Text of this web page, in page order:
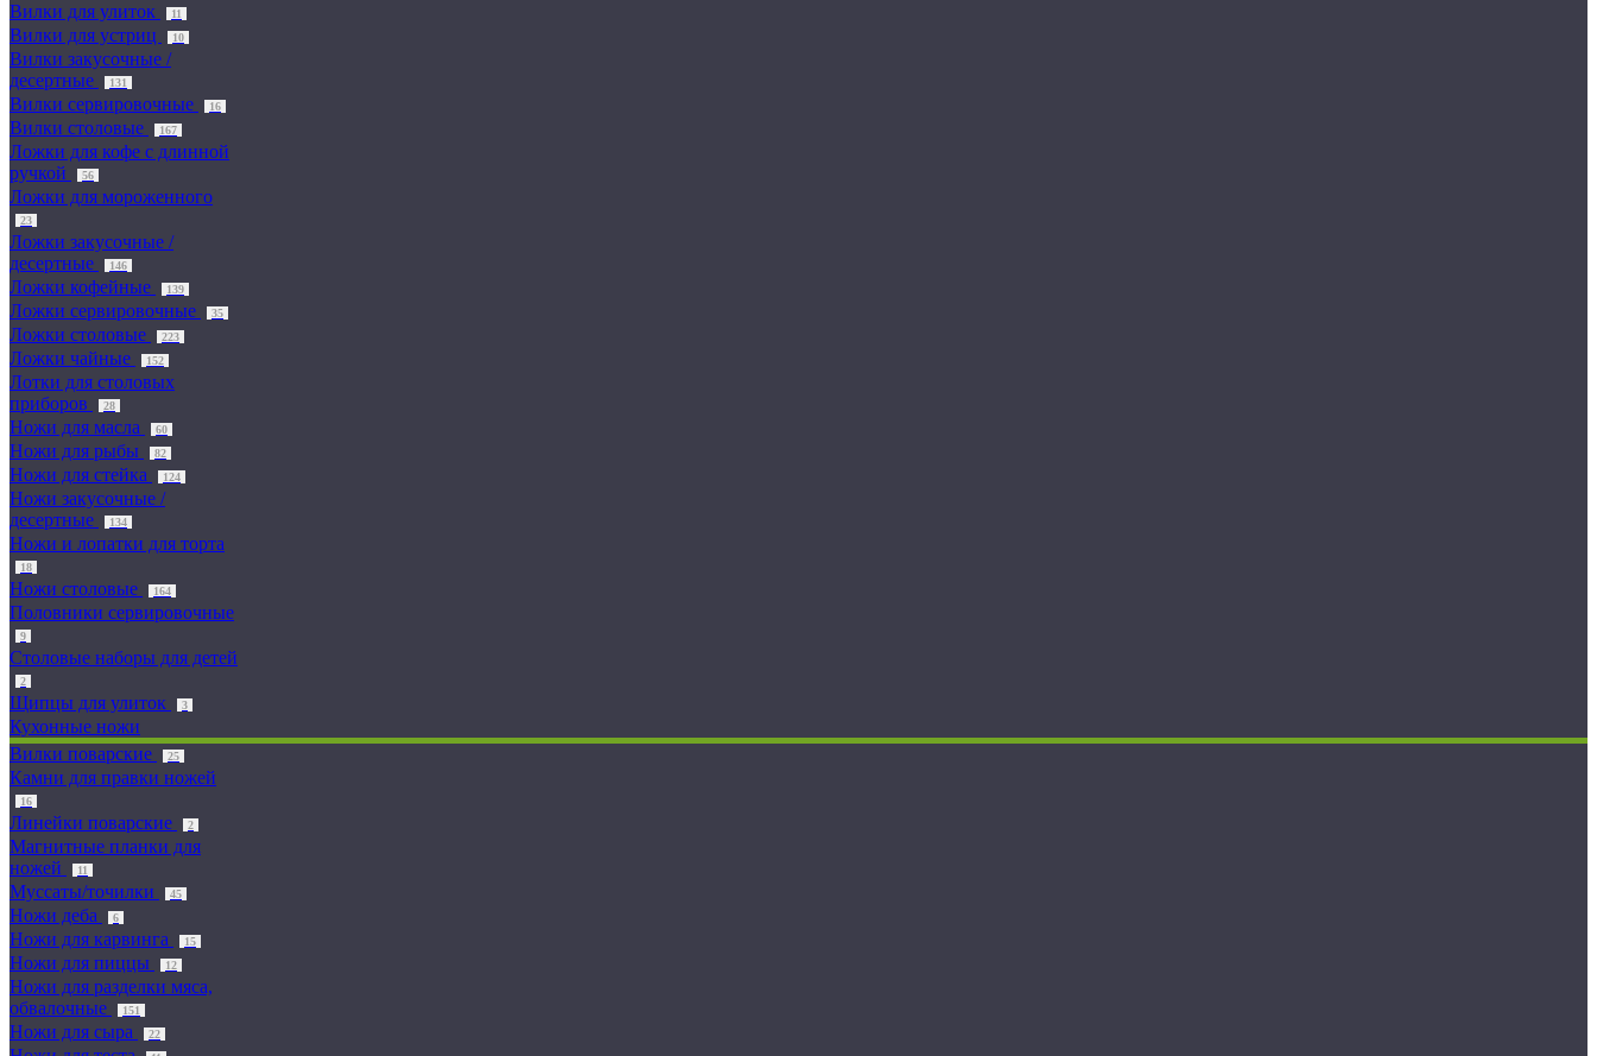
Вилки для улиток 11
Вилки для устриц 10
Вилки закусочные /
десертные
131
Вилки сервировочные 16
Вилки столовые 167
Ложки для кофе с длинной
ручкой
56
Ложки для мороженного
23
Ложки закусочные /
десертные
146
Ложки кофейные 139
Ложки сервировочные 35
Ложки столовые 223
Ложки чайные 152
Лотки для столовых
приборов
28
Ножи для масла 60
Ножи для рыбы 82
Ножи для стейка 124
Ножи закусочные /
десертные
134
Ножи и лопатки для торта
18
Ножи столовые 164
Половники сервировочные
9
Столовые наборы для детей
2
Щипцы для улиток 3
Кухонные ножи
Вилки поварские
25
Камни для правки ножей
16
Линейки поварские 2
Магнитные планки для
ножей
11
Муссаты/точилки 45
Ножи деба 6
Ножи для карвинга 15
Ножи для пиццы 12
Ножи для разделки мяса,
обвалочные
151
Ножи для сыра 22